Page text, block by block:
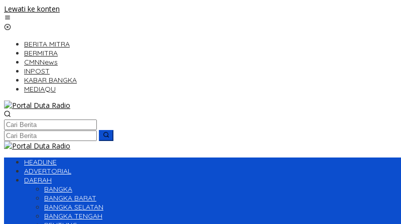
Lewati ke konten
BERITA MITRA
BERMITRA
CMNNews
INPOST
KABAR BANGKA
MEDIAQU
HEADLINE
ADVERTORIAL
DAERAH
BANGKA
BANGKA BARAT
BANGKA SELATAN
BANGKA TENGAH